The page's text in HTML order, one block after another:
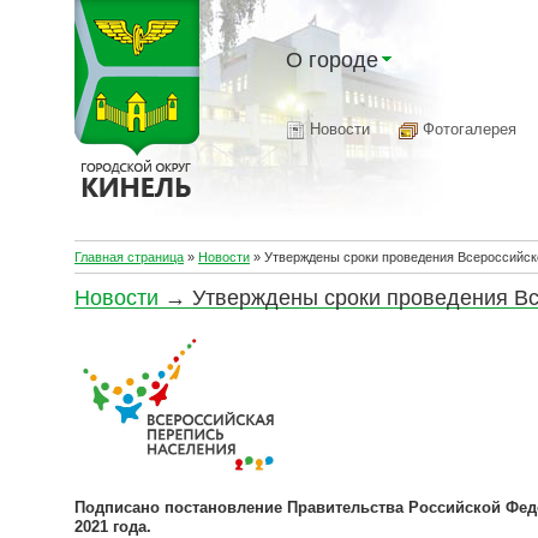
О городе
Новости Фотогалерея
Главная страница » Новости » Утверждены сроки проведения
Новости → Утверждены сроки проведения
Подписано постановление Правительства Российской
2021 года.